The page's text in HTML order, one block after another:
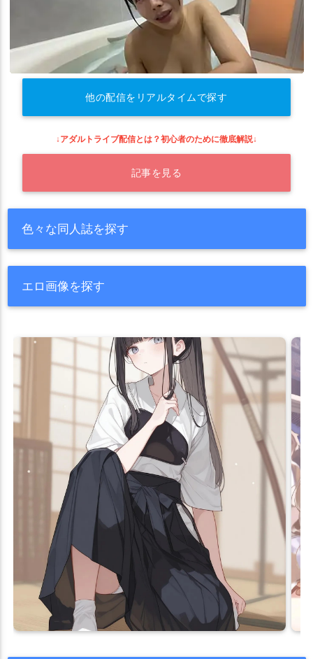
他の配信をリアルタイムで探す
↓アダルトライブ配信とは？初心者のために徹底解説↓
記事を見る
色々な同人誌を探す
エロ画像を探す